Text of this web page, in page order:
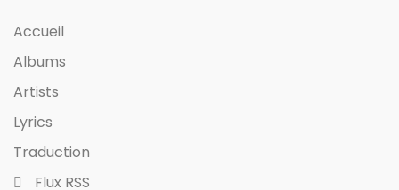
Accueil
Albums
Artists
Lyrics
Traduction
Flux RSS